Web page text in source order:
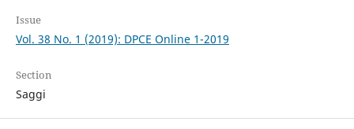
Issue
Vol. 38 No. 1 (2019): DPCE Online 1-2019
Section
Saggi